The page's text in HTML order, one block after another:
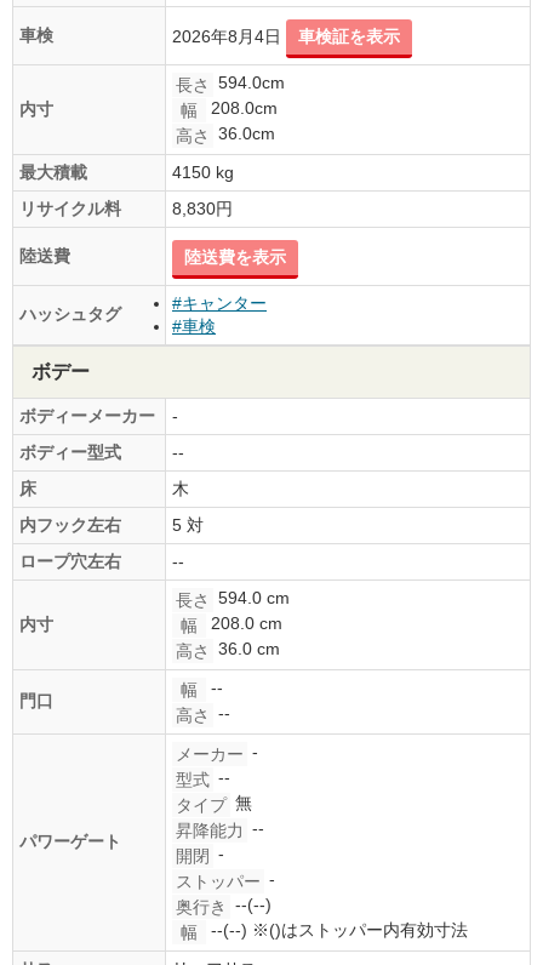
車検 2026年8月4日 車検証を表示
内寸
長さ
594.0cm
幅
208.0cm
高さ
36.0cm
最大積載
4150 kg
リサイクル料
8,830円
陸送費 陸送費を表示
ハッシュタグ
#キャンター
#車検
ボデー
ボディーメーカー
-
ボディー型式
--
床
木
内フック左右
5 対
ロープ穴左右
--
内寸
長さ
594.0 cm
幅
208.0 cm
高さ
36.0 cm
門口
幅
--
高さ
--
パワーゲート
メーカー -
型式 --
タイプ 無
昇降能力 --
開閉 -
ストッパー -
奥行き
--(--)
幅
--(--) ※()はストッパー内有効寸法